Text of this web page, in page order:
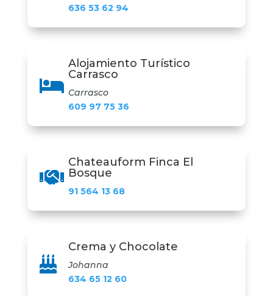
636 53 62 94

Alojamiento Turístico
Carrasco
Carrasco
609 97 75 36

Chateauform Finca El
Bosque
91 564 13 68

Crema y Chocolate
Johanna
634 65 12 60